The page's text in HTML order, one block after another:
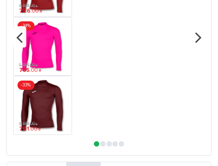
1 184.00 ₴
776.00 ₴
-34%
1 184.00 ₴
785.00 ₴
-33%
1 184.00 ₴
791.00 ₴